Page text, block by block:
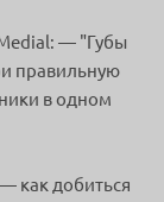
— "Губы
правильную
в одном
добиться